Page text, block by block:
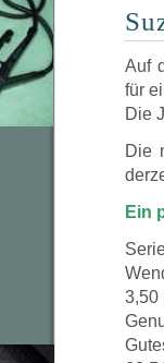
Auf
für
Die
Die
Ein
3,50